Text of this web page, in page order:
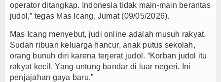
operator ditangkap. Indonesia tidak main-main berantas
judol,” tegas Mas Icang, Jumat (09/05/2026).
Mas Icang menyebut, judi online adalah musuh rakyat.
Sudah ribuan keluarga hancur, anak putus sekolah,
orang bunuh diri karena terjerat judol. “Korban judol itu
rakyat kecil. Yang untung bandar di luar negeri. Ini
penjajahan gaya baru.”